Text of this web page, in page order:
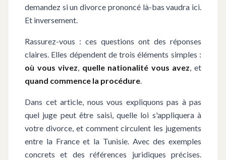
demandez si un divorce prononcé là-bas vaudra ici.
Et inversement.
Rassurez-vous : ces questions ont des réponses
claires. Elles dépendent de trois éléments simples :
où vous vivez, quelle nationalité vous avez, et
quand commence la procédure.
Dans cet article, nous vous expliquons pas à pas
quel juge peut être saisi, quelle loi s'appliquera à
votre divorce, et comment circulent les jugements
entre la France et la Tunisie. Avec des exemples
concrets et des références juridiques précises.